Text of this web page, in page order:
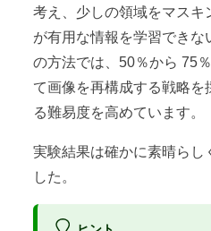
考え、少しの領域をマスキ
が有用な情報を学習できな
の方法では、50％から 75
て画像を再構成する戦略を
る難易度を高めています。
実験結果は確かに素晴らし
した。